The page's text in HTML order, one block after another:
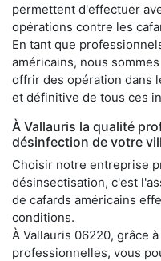
permettent d'effectuer
opérations contre les
En tant que
américains, nous
offrir des opération dans
et définitive de tous ces
À Vallauris la qualité
désinfection de votre
Choisir notre entreprise
désinsectisation, c'est
de cafards américains
conditions.
À Vallauris 06220, grâce
professionnelles, vous